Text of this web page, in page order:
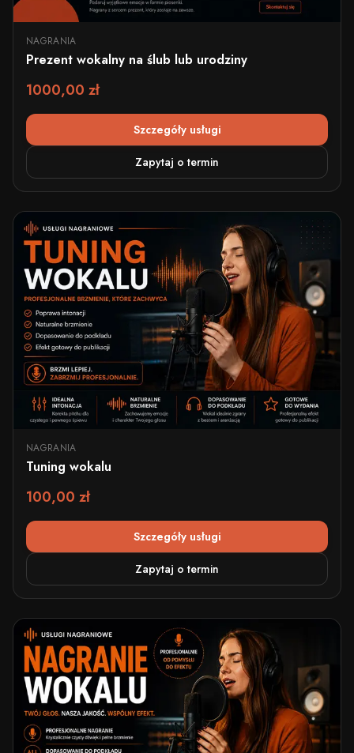
NAGRANIA
Prezent wokalny na ślub lub urodziny
1000,00 zł
Szczegóły usługi
Zapytaj o termin
NAGRANIA
Tuning wokalu
100,00 zł
Szczegóły usługi
Zapytaj o termin